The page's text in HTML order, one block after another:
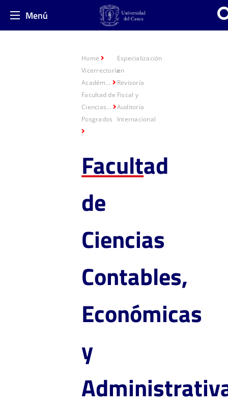
Menú
Home
Vicerrectoría
Académ...
Facultad de
Ciencias...
Posgrados
Especialización
en
Revisoría
Fiscal y
Auditoría
Internacional​
Facultad
de
Ciencias
Contables,
Económicas
y